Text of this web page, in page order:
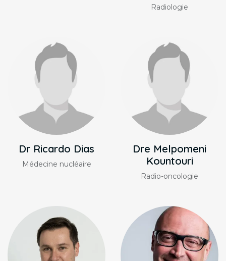
Radiologie
Dr Ricardo Dias
Médecine nucléaire
Dre Melpomeni
Kountouri
Radio-oncologie